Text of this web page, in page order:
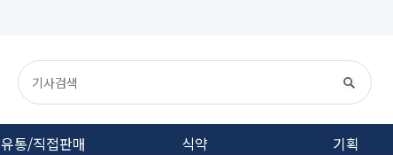
유통/직접판매 식약 기획